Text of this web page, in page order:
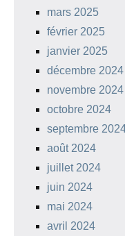
mars 2025
février 2025
janvier 2025
décembre 2024
novembre 2024
octobre 2024
septembre
août 2024
juillet 2024
juin 2024
mai 2024
avril 2024